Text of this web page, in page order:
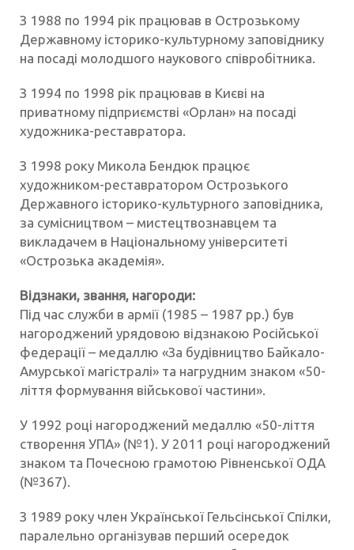
З 1988 по 1994 рік працював в Острозькому
Державному історико-культурному заповіднику
на посаді молодшого наукового співробітника.
З 1994 по 1998 рік працював в Києві на
приватному підприємстві «Орлан» на посаді
художника-реставратора.
З 1998 року Микола Бендюк працює
художником-реставратором Острозького
Державного історико-культурного заповідника,
за сумісництвом – мистецтвознавцем та
викладачем в Національному університеті
«Острозька академія».
Відзнаки, звання, нагороди:
Під час служби в армії (1985 – 1987 рр.) був
нагороджений урядовою відзнакою Російської
федерації – медаллю «За будівництво Байкало-
Амурської магістралі» та нагрудним знаком «50-
ліття формування військової частини».
У 1992 році нагороджений медаллю «50-ліття
створення УПА» (№1). У 2011 році нагороджений
знаком та Почесною грамотою Рівненської ОДА
(№367).
З 1989 року член Української Гельсінської Спілки,
паралельно організував перший осередок